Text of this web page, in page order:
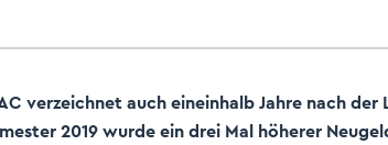
verzeichnet auch eineinhalb Jahre nach
2019 wurde ein drei Mal höherer